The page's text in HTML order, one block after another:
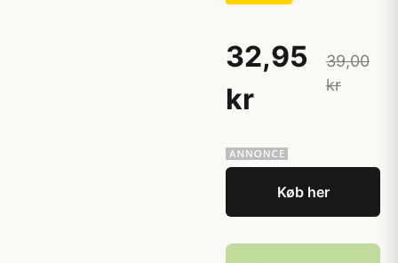
32,95
kr
39,00
kr
Køb her